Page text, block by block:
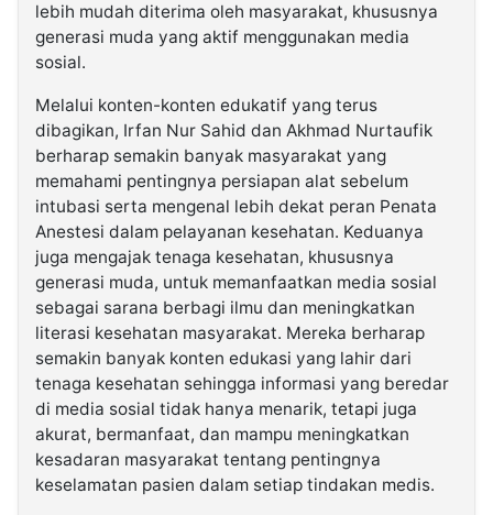
lebih mudah diterima oleh masyarakat, khususnya
generasi muda yang aktif menggunakan media
sosial.
Melalui konten-konten edukatif yang terus
dibagikan, Irfan Nur Sahid dan Akhmad Nurtaufik
berharap semakin banyak masyarakat yang
memahami pentingnya persiapan alat sebelum
intubasi serta mengenal lebih dekat peran Penata
Anestesi dalam pelayanan kesehatan. Keduanya
juga mengajak tenaga kesehatan, khususnya
generasi muda, untuk memanfaatkan media sosial
sebagai sarana berbagi ilmu dan meningkatkan
literasi kesehatan masyarakat. Mereka berharap
semakin banyak konten edukasi yang lahir dari
tenaga kesehatan sehingga informasi yang beredar
di media sosial tidak hanya menarik, tetapi juga
akurat, bermanfaat, dan mampu meningkatkan
kesadaran masyarakat tentang pentingnya
keselamatan pasien dalam setiap tindakan medis.